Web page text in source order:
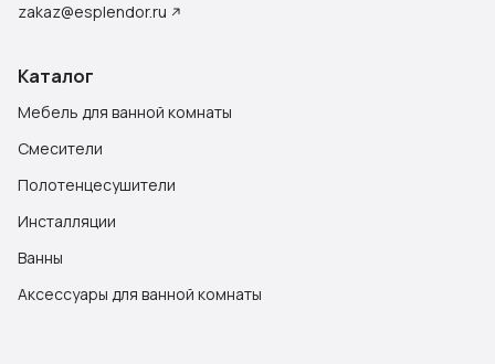
zakaz@esplendor.ru
Каталог
Мебель для ванной комнаты
Смесители
Полотенцесушители
Инсталляции
Ванны
Аксессуары для ванной комнаты